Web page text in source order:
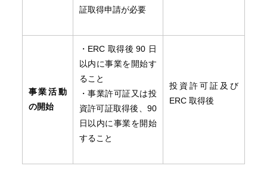
証取得申請が必要
事業活動
の開始
・ERC 取得後 90 日
以内に事業を開始す
ること
・事業許可証又は投
資許可証取得後、90
日以内に事業を開始
すること
投資許可証及び
ERC 取得後